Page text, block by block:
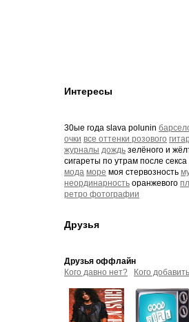
Интересы
30ые года slava polunin
очки все оттенки розового
журналы дождь зелёного и
сигареты по утрам после секса
мода море моя стервозность
неординарность оранжевого
ретро фотографии
Друзья
Друзья оффлайн
Кого давно нет?
Кого